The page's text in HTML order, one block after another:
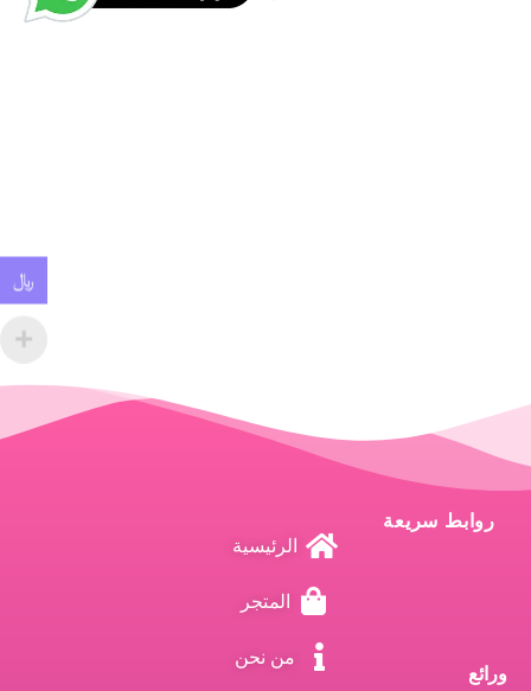
ورائع
روابط سريعة
الرئيسية
المتجر
من نحن
﷼